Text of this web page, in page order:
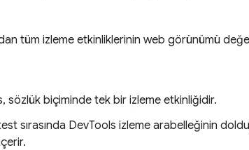
tüm izleme etkinliklerinin web görünümü
sözlük biçiminde tek bir izleme etkinliğidir.
sırasında DevTools izleme arabelleğinin